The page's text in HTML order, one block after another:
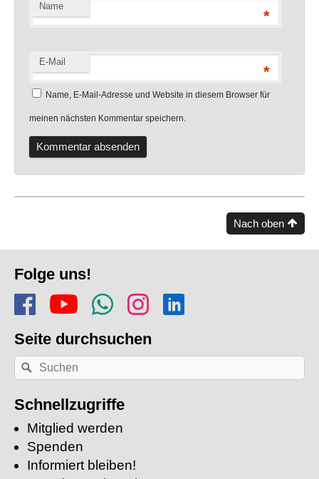
Name
*
E-Mail
*
Name, E-Mail-Adresse und Website in diesem Browser für
meinen nächsten Kommentar speichern.
Nach oben
Folge uns!
Folge uns auf Facebook
Finde uns auf YouTube
Folge dem Kanal
Folge uns auf
Seite durchsuchen
Nach
einem
suchen:
Suchen
Schnellzugriffe
Mitglied werden
Spenden
Informiert bleiben!